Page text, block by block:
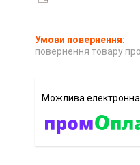
повернення товару